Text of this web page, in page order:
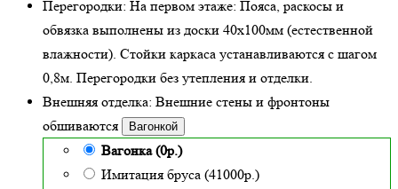
Перегородки: На первом этаже: Пояса, раскосы и
обвязка выполнены из доски 40х100мм (естественной
влажности). Стойки каркаса устанавливаются с шагом
0,8м. Перегородки без утепления и отделки.
Внешняя отделка: Внешние стены и фронтоны
обшиваются
Вагонкой
Вагонка (0р.)
Имитация бруса (41000р.)